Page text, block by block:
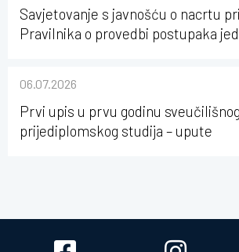
Savjetovanje s javnošću o nacrtu
Pravilnika o provedbi postupaka
Osijeku
06.07.2026
Prvi upis u prvu godinu sveučilišnog
prijediplomskog studija – upute